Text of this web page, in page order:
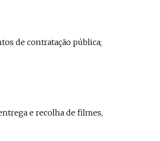
de contratação pública;
e recolha de filmes,